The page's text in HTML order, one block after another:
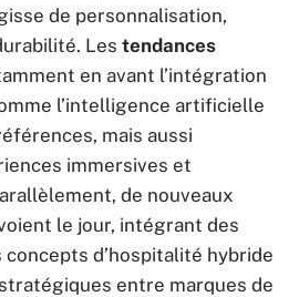
de personnalisation,
Les tendances
en avant l’intégration
l’intelligence artificielle
mais aussi
immersives et
de nouveaux
le jour, intégrant des
d’hospitalité hybride
entre marques de